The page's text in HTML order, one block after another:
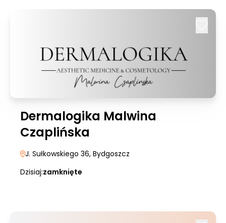
Dermalogika Malwina
Czaplińska
J. Sułkowskiego 36, Bydgoszcz
Dzisiaj:zamknięte